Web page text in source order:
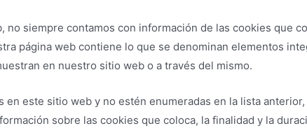
siempre contamos con información de las cookies que
página web contiene lo que se denominan elementos
en nuestro sitio web o a través del mismo.
este sitio web y no estén enumeradas en la lista
sobre las cookies que coloca, la finalidad y la